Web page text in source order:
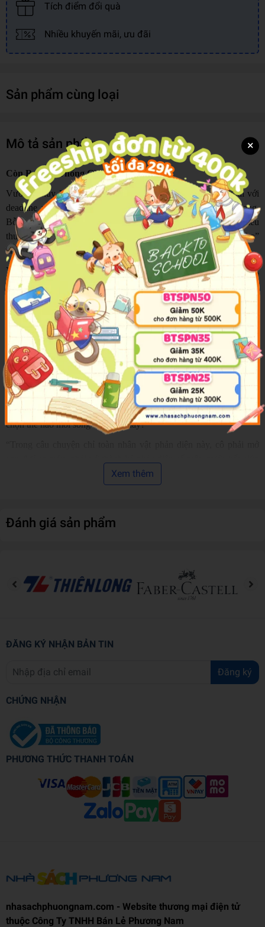
Tích điểm đổi quà
Nhiều khuyến mãi, ưu đãi
Sản phẩm cùng loại
Mô tả sản phẩm
Còn Ra Thể Thống Gì? - Tập 1
Vương Thúy Hoa là “nô lệ” tư bản chính hiệu. Cô mệt nhoài với
deadline và chỉ biết tìm niềm vui qua những trang truyện mạng.
Bỗng một ngày trên đường đi làm về, cô xuyên vào cuốn tiểu
thuyết vừa đọc, trở thành Dữu Vãn Âm, nàng yêu phi có “tuổi thọ”
chưa đầy 300 chữ, theo cốt truyện sẽ chết thảm dưới tay bạo quân.
Với kinh nghiệm “tu luyện” nghìn bộ truyện, cô quyết tìm đường
thoát khỏi vận số đoản mệnh. Kế hoạch của cô hoàn toàn nát vụn
khi nhận ra: Kẻ ngồi trên ngai vàng cũng là người xuyên không.
Thế là bạo quân và yêu phi bắt tay nhau khuấy đảo triều đình, cốt
để sống sót.
Thế nhưng vào một ngày đẹp trời, Dữu Vãn Âm nhận ra vị Đoan
vương bí hiểm dường như cũng là kẻ ngoại lại giống cô và bạo
quân. Hơn nữa, bạo quân cũng không đơn giản như bề ngoài của
hắn.
Bạo quân và Đoan vương, ai là bạn, ai là thù? Dữu Vãn Âm phải
chọn thế nào mới sống sót được đây?
bạo quân diệt trừ Đoan vương, sau đó lật đổ bạo quân, đăng cơ nữ
THẤT ANH TUẤN
Văn phong nhẹ nhàng và dí dỏm. Ý tưởng sáng tác độc đáo và đầy
Các tác phẩm tiêu biểu: Có thuốc (tên tạm dịch), Hương Sơn Hà
Thông tin chi tiết
Mã sản phẩm
Tên nhà cung cấp
Tác giả
Văn Học
2026
Kích thước (cm) 20.5 x 14.5 x 2
Số trang 416
Xem thêm
Đánh giá sản phẩm
ĐĂNG KÝ NHẬN BẢN TIN
Đăng ký
CHỨNG NHẬN
PHƯƠNG THỨC THANH TOÁN
nhasachphuongnam.com - Website thương mại điện tử
thuộc Công Ty TNHH Bán Lẻ Phương Nam
×